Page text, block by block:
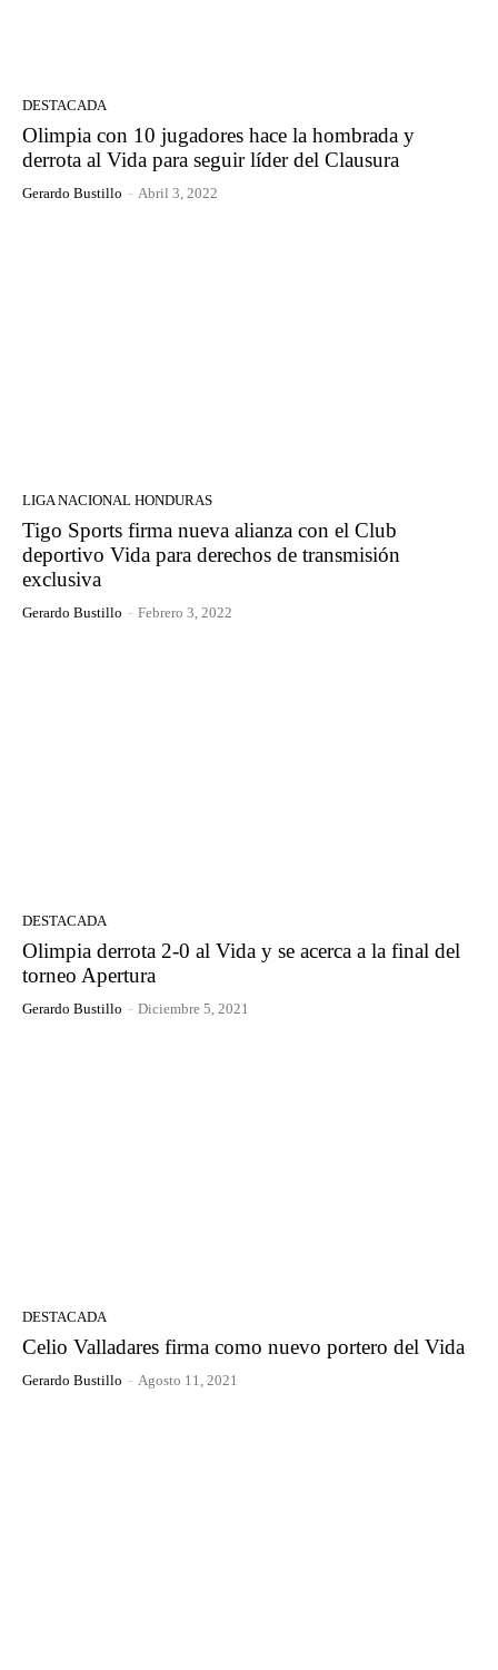
DESTACADA
Olimpia con 10 jugadores hace la hombrada y
derrota al Vida para seguir líder del Clausura
Gerardo Bustillo - Abril 3, 2022
LIGA NACIONAL HONDURAS
Tigo Sports firma nueva alianza con el Club
deportivo Vida para derechos de transmisión
exclusiva
Gerardo Bustillo - Febrero 3, 2022
DESTACADA
Olimpia derrota 2-0 al Vida y se acerca a la final del
torneo Apertura
Gerardo Bustillo - Diciembre 5, 2021
DESTACADA
Celio Valladares firma como nuevo portero del Vida
Gerardo Bustillo - Agosto 11, 2021